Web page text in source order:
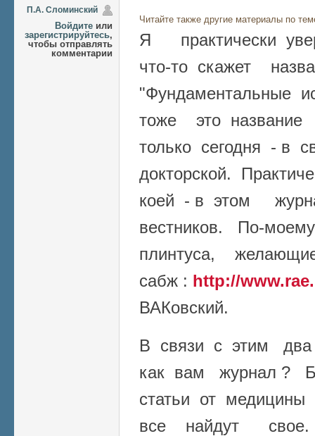
П.А. Сломинский
Войдите или
зарегистрируйтесь,
чтобы отправлять
комментарии
Читайте также другие материалы по
Я практически
что-то скажет
"Фундаментальные
тоже это название
только сегодня - в
докторской.
коей - в этом
вестников. По-
плинтуса,
сабж : http://
ВАКовский.
В связи с этим
как вам журнал ?
статьи от
все найдут свое.